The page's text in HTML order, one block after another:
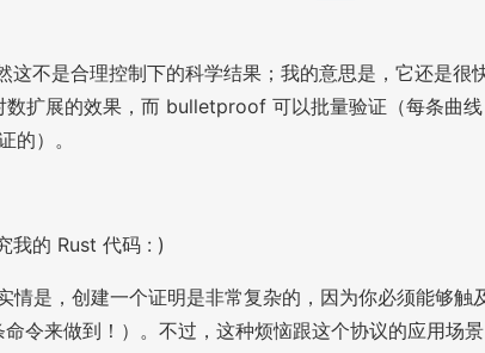
不是合理控制下的科学结果；我的意思是，它还是很
扩展的效果，而 bulletproof 可以批量验证（每条曲线
的）。
我的 Rust 代码 : )
情是，创建一个证明是非常复杂的，因为你必须能够触
令来做到！）。不过，这种烦恼跟这个协议的应用场景